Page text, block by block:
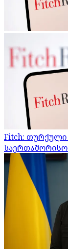
Fitch: თურქული
საერთაშორისო